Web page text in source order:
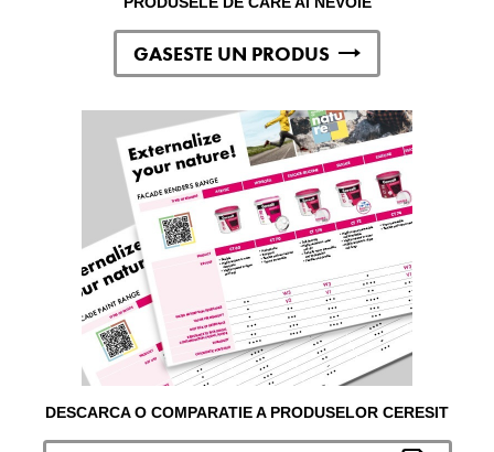
GASESTE UN PRODUS
DESCARCA O COMPARATIE A PRODUSELOR CERESIT